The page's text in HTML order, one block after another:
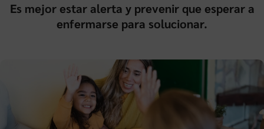
Es mejor estar alerta y prevenir que esperar a
enfermarse para solucionar.